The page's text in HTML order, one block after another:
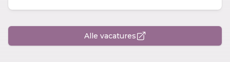
Alle vacatures